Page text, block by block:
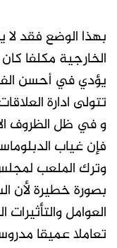
بهذا الوضع فقد
الخارجية مكلفا
يؤدي في أحسن
تتولى ادارة
و في ظل الظروف
فإن غياب
وترك الملعب
بصورة خطيرة لأن
العوامل
تعاملا عميقا